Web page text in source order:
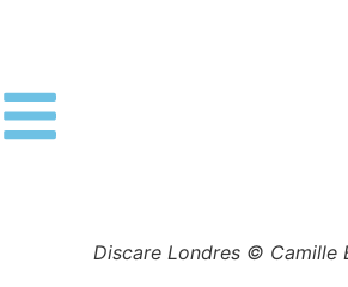
Discare Londres © Camille